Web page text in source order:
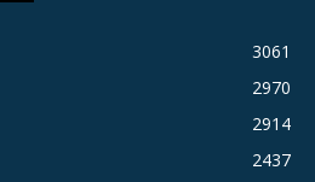
3061
2970
2914
2437